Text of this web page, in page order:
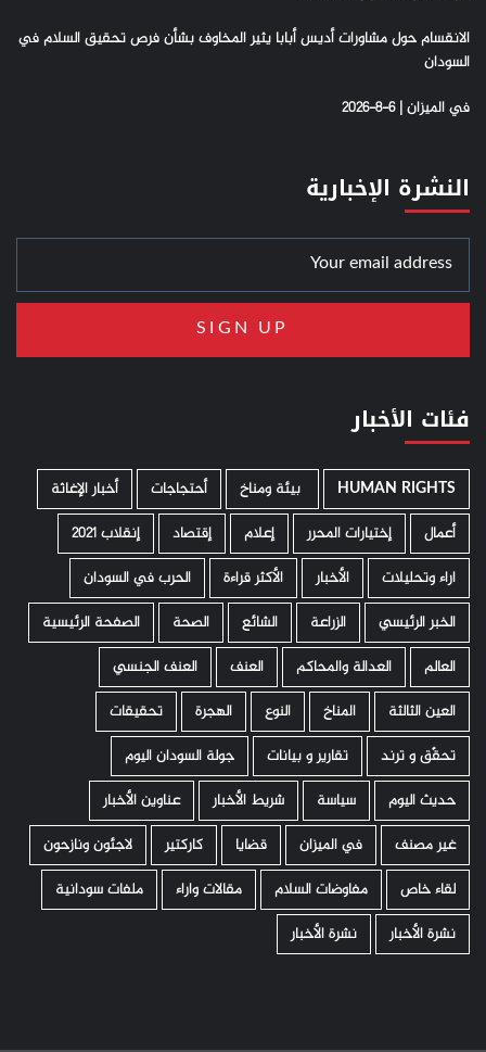
الانقسام حول مشاورات أديس أبابا يثير المخاوف بشأن فرص تحقيق السلام في
السودان
في الميزان | 6-8-2026
النشرة الإخبارية
فئات الأخبار
HUMAN RIGHTS ­ بيئة ومناخ أحتجاجات
أخبار الإغاثة
أعمال
إختيارات المحرر إعلام إقتصاد
إنقلاب 2021
اراء وتحليلات
الأخبار الأكثر قراءة
الحرب في السودان
الخبر الرئيسي
الزراعة الشائع الصحة
الصفحة الرئيسية
العالم
العدالة والمحاكم العنف
العنف الجنسي
العين الثالثة
المناخ النوع الهجرة
تحقيقات
تحقّق و ترند
تقارير و بيانات
جولة السودان اليوم
حديث اليوم
سياسة شريط الأخبار
عناوين الأخبار
غير مصنف
في الميزان قضايا كاركتير
لاجئون ونازحون
لقاء خاص
مفاوضات السلام مقالات واراء
ملفات سودانية
نشرة الأخبار
نشرة الأخبار